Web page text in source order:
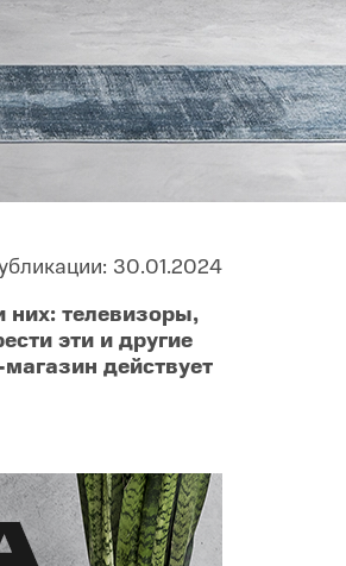
TECNO
Spark
Camon
30.01.2024
телевизоры,
эти и другие
действует